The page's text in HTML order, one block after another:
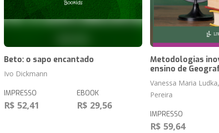
Beto: o sapo encantado
Ivo Dickmann
IMPRESSO
R$ 52,41
EBOOK
R$ 29,56
Metodologias
ensino de
Vanessa Maria
Pereira
IMPRESSO
R$ 59,64